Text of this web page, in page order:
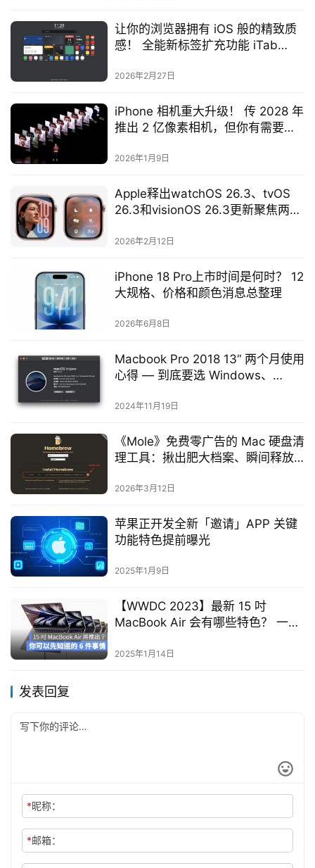
让你的浏览器拥有 iOS 般的精致质
感！ 全能新标签扩充功能 iTab
2026年2月27日
iPhone 相机重大升级！ 传 2028 年
推出 2 亿像素相机，但你有需要
2026年1月9日
Apple释出watchOS 26.3、tvOS
26.3和visionOS 26.3更新聚焦两大
2026年2月12日
iPhone 18 Pro上市时间是何时？ 12
大规格、价格和颜色消息总整理
2026年6月8日
Macbook Pro 2018 13“ 两个月使用
心得 — 到底要选 Windows、
2024年11月19日
《Mole》免费零广告的 Mac 硬盘清
理工具：揪出肥大档案、瞬间释放
2026年3月12日
苹果正开发全新「邀请」APP 关键
功能特色提前曝光
2025年1月9日
【WWDC 2023】最新 15 吋
MacBook Air 会有哪些特色？ 一次
2025年1月14日
发表回复
*昵称：
*邮箱：